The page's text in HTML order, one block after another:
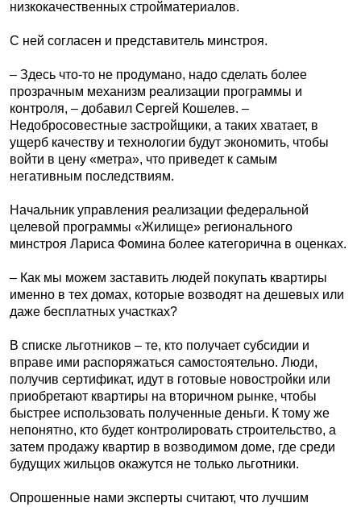
низкокачественных стройматериалов.
С ней согласен и представитель минстроя.
– Здесь что-то не продумано, надо сделать более
прозрачным механизм реализации программы и
контроля, – добавил Сергей Кошелев. –
Недобросовестные застройщики, а таких хватает, в
ущерб качеству и технологии будут экономить, чтобы
войти в цену «метра», что приведет к самым
негативным последствиям.
Начальник управления реализации федеральной
целевой программы «Жилище» регионального
минстроя Лариса Фомина более категорична в оценках.
– Как мы можем заставить людей покупать квартиры
именно в тех домах, которые возводят на дешевых или
даже бесплатных участках?
В списке льготников – те, кто получает субсидии и
вправе ими распоряжаться самостоятельно. Люди,
получив сертификат, идут в готовые новостройки или
приобретают квартиры на вторичном рынке, чтобы
быстрее использовать полученные деньги. К тому же
непонятно, кто будет контролировать строительство, а
затем продажу квартир в возводимом доме, где среди
будущих жильцов окажутся не только льготники.
Опрошенные нами эксперты считают, что лучшим